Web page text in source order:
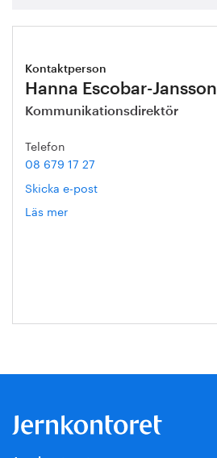
Kontaktperson
Hanna Escobar-Jansson
Kommunikationsdirektör
Telefon
08 679 17 27
Skicka e-post
Läs mer